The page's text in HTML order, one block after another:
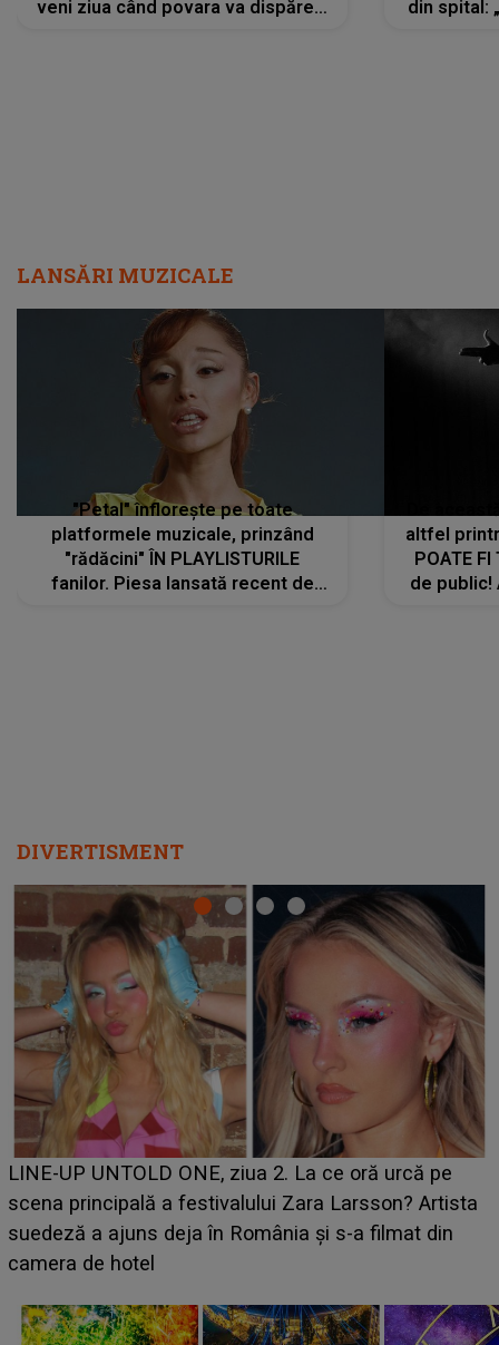
veni ziua când povara va dispărea,
din spital:
LANSĂRI MUZICALE
"Petal" înflorește pe toate
platformele muzicale, prinzând
"rădăcini" ÎN PLAYLISTURILE
fanilor. Piesa lansată recent de
altfel
POATE FI
de public!
DIVERTISMENT
Ce a dezvăluit noua concurentă din "Casa Iubirii" l-a
luat prin surprindere pe Emanuel. CINE ESTE
BĂIATUL VIZAT de Alexandra?! Aflându-se în fața
faptului împlinit, A RECUNOSCUT IMEDIAT: "Am